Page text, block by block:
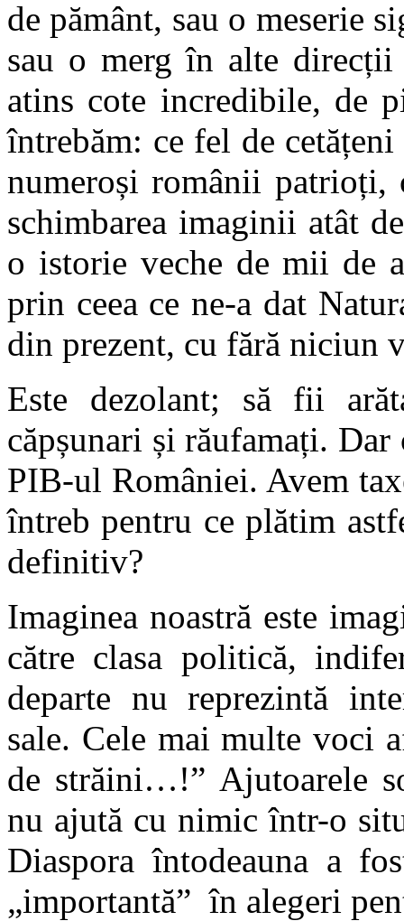
de pământ, sau o meserie
sau o merg în alte
atins cote incredibile, de
întrebăm: ce fel de
numeroși românii patrioți,
schimbarea imaginii atât
o istorie veche de mii de
prin ceea ce ne-a dat
din prezent, cu fără niciun
Este dezolant; să fii
căpșunari și răufamați.
PIB-ul României. Avem
întreb pentru ce plătim
definitiv?
Imaginea noastră este
către clasa politică,
departe nu reprezintă
sale. Cele mai multe voci
de străini…!” Ajutoarele
nu ajută cu nimic într-o
Diaspora întodeauna a
„importantă” în alegeri